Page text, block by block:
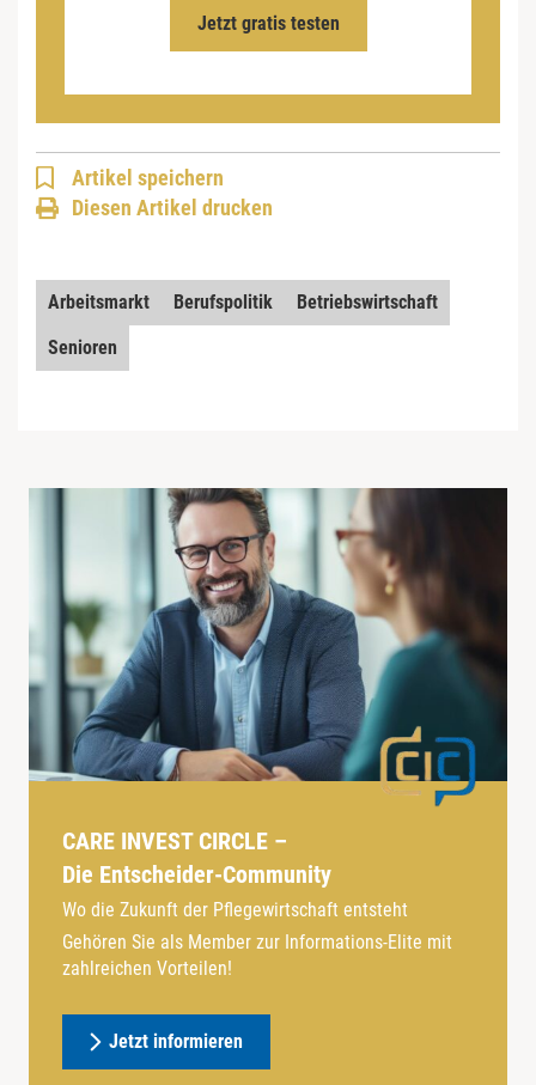
Jetzt gratis testen
Artikel speichern
Diesen Artikel drucken
Arbeitsmarkt Berufspolitik
Betriebswirtschaft
Senioren
CARE INVEST CIRCLE –
Die Entscheider-Community
Wo die Zukunft der Pflegewirtschaft entsteht
Gehören Sie als Member zur Informations-Elite mit
zahlreichen Vorteilen!
Jetzt informieren